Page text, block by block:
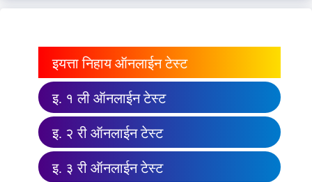
इयत्ता निहाय ऑनलाईन टेस्ट
इ. १ ली ऑनलाईन टेस्ट
इ. २ री ऑनलाईन टेस्ट
इ. ३ री ऑनलाईन टेस्ट